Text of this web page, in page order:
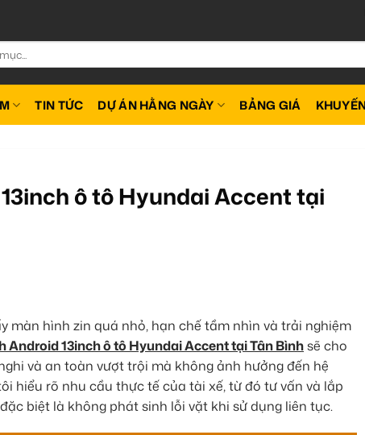
TIN TỨC DỰ ÁN HẰNG NGÀY BẢNG GIÁ
ô tô Hyundai Accent tại
màn hình zin quá nhỏ, hạn chế tầm nhìn và trải nghiệm
Android 13inch ô tô Hyundai Accent tại Tân Bìnhsẽ cho
và an toàn vượt trội mà không ảnh hưởng đến hệ
hiểu rõ nhu cầu thực tế của tài xế, từ đó tư vấn và lắp
biệt là không phát sinh lỗi vặt khi sử dụng liên tục.